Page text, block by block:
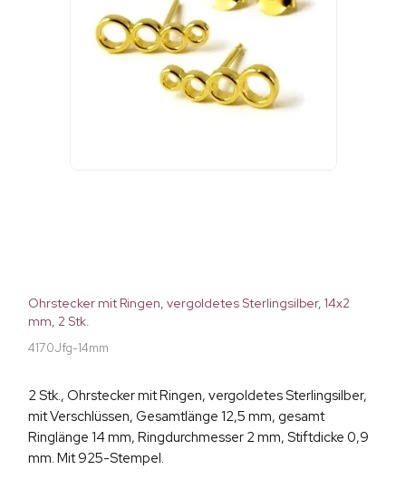
Ohrstecker mit Ringen, vergoldetes Sterlingsilber, 14x2
mm, 2 Stk.
4170Jfg-14mm
2 Stk., Ohrstecker mit Ringen, vergoldetes Sterlingsilber,
mit Verschlüssen, Gesamtlänge 12,5 mm, gesamt
Ringlänge 14 mm, Ringdurchmesser 2 mm, Stiftdicke 0,9
mm. Mit 925-Stempel.